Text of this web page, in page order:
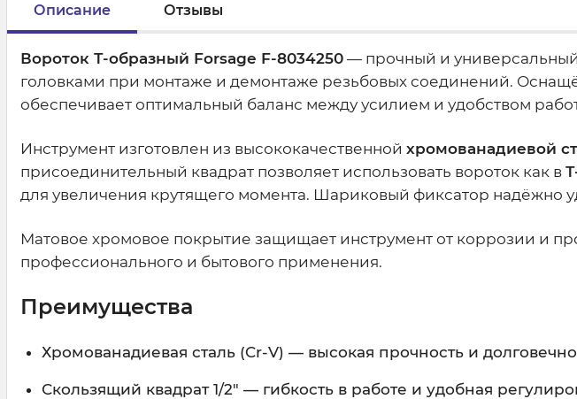
Описание Отзывы
Вороток Т-образный Forsage F-8034250 — прочный и
головками при монтаже и демонтаже резьбовых соединений.
обеспечивает оптимальный баланс между усилием и удобством
Инструмент изготовлен из высококачественной хромованадиевой
присоединительный квадрат позволяет использовать вороток как в
для увеличения крутящего момента. Шариковый фиксатор надёжно
Матовое хромовое покрытие защищает инструмент от коррозии и
профессионального и бытового применения.
Преимущества
Хромованадиевая сталь (Cr-V) — высокая прочность и
Скользящий квадрат 1/2" — гибкость в работе и удобная